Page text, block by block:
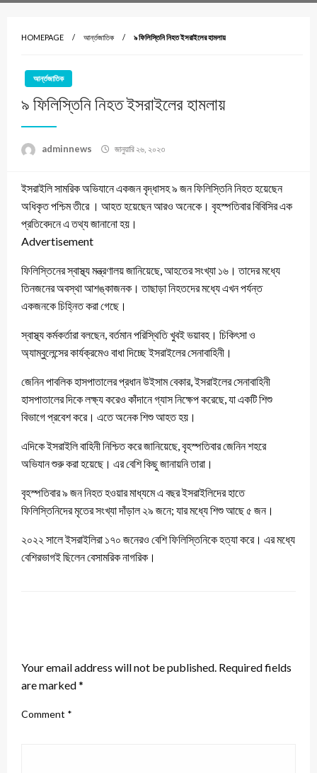
HOMEPAGE আর্ন্তজাতিক ৯ ফিলিস্তিনি নিহত ইসরাইলের হামলায়
আর্ন্তজাতিক
৯ ফিলিস্তিনি নিহত ইসরাইলের হামলায়
adminnews জানুয়ারি ২৬, ২০২৩
ইসরাইলি সামরিক অভিযানে একজন বৃদ্ধাসহ ৯ জন ফিলিস্তিনি নিহত হয়েছেন
অধিকৃত পশ্চিম তীরে । আহত হয়েছেন আরও অনেকে। বৃহস্পতিবার বিবিসির এক
প্রতিবেদনে এ তথ্য জানানো হয়।
Advertisement
ফিলিস্তিনের স্বাস্থ্য মন্ত্রণালয় জানিয়েছে, আহতের সংখ্যা ১৬। তাদের মধ্যে
তিনজনের অবস্থা আশঙ্কাজনক। তাছাড়া নিহতদের মধ্যে এখন পর্যন্ত
একজনকে চিহ্নিত করা গেছে।
স্বাস্থ্য কর্মকর্তারা বলছেন, বর্তমান পরিস্থিতি খুবই ভয়াবহ। চিকিৎসা ও
অ্যাম্বুলেন্সের কার্যক্রমেও বাধা দিচ্ছে ইসরাইলের সেনাবাহিনী।
জেনিন পাবলিক হাসপাতালের প্রধান উইসাম বেকার, ইসরাইলের সেনাবাহিনী
হাসপাতালের দিকে লক্ষ্য করেও কাঁদানে গ্যাস নিক্ষেপ করেছে, যা একটি শিশু
বিভাগে প্রবেশ করে। এতে অনেক শিশু আহত হয়।
এদিকে ইসরাইলি বাহিনী নিশ্চিত করে জানিয়েছে, বৃহস্পতিবার জেনিন শহরে
অভিযান শুরু করা হয়েছে। এর বেশি কিছু জানায়নি তারা।
বৃহস্পতিবার ৯ জন নিহত হওয়ার মাধ্যমে এ বছর ইসরাইলিদের হাতে
ফিলিস্তিনিদের মৃতের সংখ্যা দাঁড়াল ২৯ জনে; যার মধ্যে শিশু আছে ৫ জন।
২০২২ সালে ইসরাইলিরা ১৭০ জনেরও বেশি ফিলিস্তিনিকে হত্যা করে। এর মধ্যে
বেশিরভাগই ছিলেন বেসামরিক নাগরিক।
Your email address will not be published. Required fields
are marked*
Comment *